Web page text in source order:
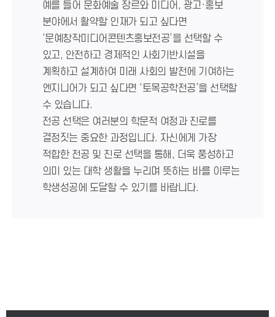
예를 들어 문화예술 장르와 미디어, 광고·홍보
분야에서 활약할 인재가 되고 싶다면
‘문예창작미디어콘텐츠홍보전공’을 선택할 수
있고, 안전하고 경제적인 사회기반시설을
계획하고 설계하여 미래 사회의 발전에 기여하는
엔지니어가 되고 싶다면 ‘토목공학전공’을 선택할
수 있습니다.
전공 선택은 여러분의 학문적 여정과 진로를
결정짓는 중요한 과정입니다. 자신에게 가장
적합한 전공 및 진로 선택을 통해, 더욱 풍성하고
의미 있는 대학 생활을 누리며 뜻하는 바를 이루는
학생성공에 도달할 수 있기를 바랍니다.